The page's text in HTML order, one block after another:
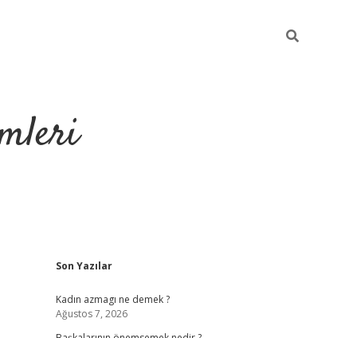
Sidebar
Son Yazılar
Kadın azmagı ne demek ?
Ağustos 7, 2026